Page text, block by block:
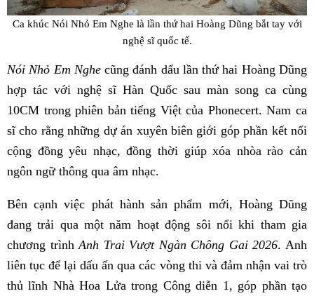
Ca khúc Nói Nhỏ Em Nghe là lần thứ hai Hoàng Dũng bắt tay với
nghệ sĩ quốc tế.
Nói Nhỏ Em Nghecũng đánh dấu lần thứ hai Hoàng Dũng
hợp tác với nghệ sĩ Hàn Quốc sau màn song ca cùng
10CM trong phiên bản tiếng Việt của Phonecert. Nam ca
sĩ cho rằng những dự án xuyên biên giới góp phần kết nối
cộng đồng yêu nhạc, đồng thời giúp xóa nhòa rào cản
ngôn ngữ thông qua âm nhạc.
Bên cạnh việc phát hành sản phẩm mới, Hoàng Dũng
đang trải qua một năm hoạt động sôi nổi khi tham gia
chương trìnhAnh Trai Vượt Ngàn Chông Gai 2026. Anh
liên tục để lại dấu ấn qua các vòng thi và đảm nhận vai trò
thủ lĩnh Nhà Hoa Lửa trong Công diễn 1, góp phần tạo